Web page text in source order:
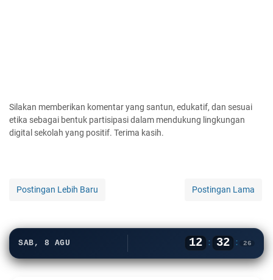
Silakan memberikan komentar yang santun, edukatif, dan sesuai
etika sebagai bentuk partisipasi dalam mendukung lingkungan
digital sekolah yang positif. Terima kasih.
Postingan Lebih Baru Postingan Lama
SAB, 8 AGU 12 : 32 : 27